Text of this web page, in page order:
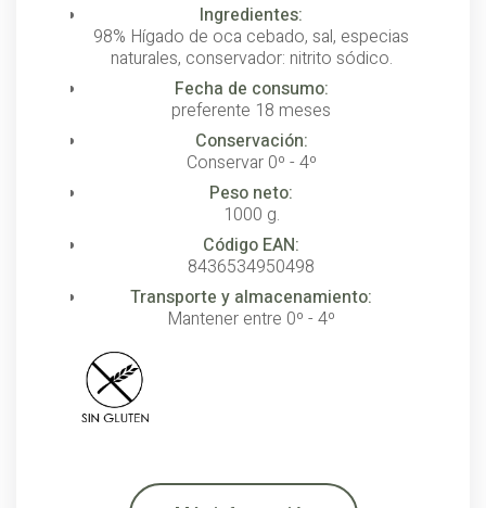
Ingredientes:
98% Hígado de oca cebado, sal, especias
naturales, conservador: nitrito sódico.
Fecha de consumo:
preferente 18 meses
Conservación:
Conservar 0º - 4º
Peso neto:
1000 g.
Código EAN:
8436534950498
Transporte y almacenamiento:
Mantener entre 0º - 4º